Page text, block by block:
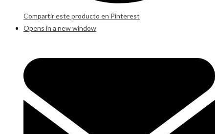
Compartir este producto en Pinterest
Opens in a new window